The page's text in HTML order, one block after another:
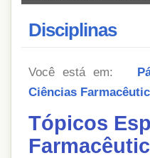
Disciplinas
Você está em:
Ciências
Tópicos